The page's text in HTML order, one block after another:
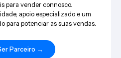
para vender connosco.
apoio especializado e um
para potenciar as suas vendas.
Parceiro →